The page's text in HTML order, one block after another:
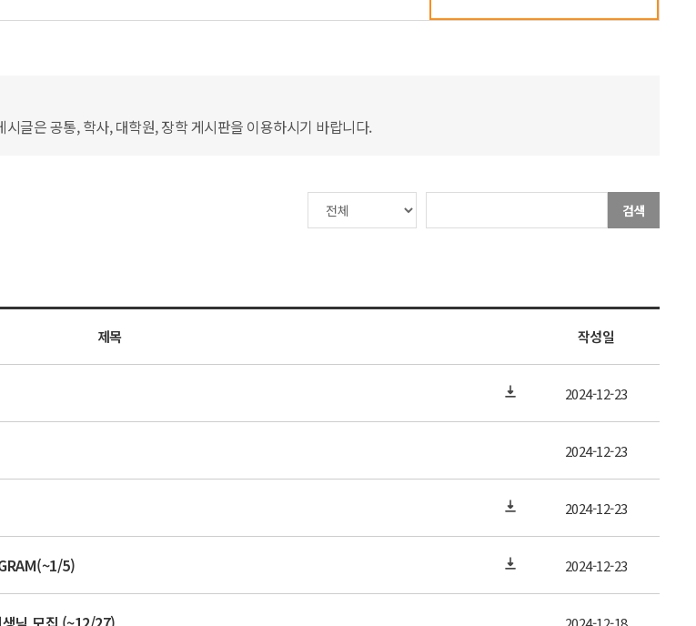
글은 공통, 학사, 대학원, 장학 게시판을 이용하시기 바랍니다.
검색
제목 작성일
2024-12-23
2024-12-23
2024-12-23
5) 2024-12-23